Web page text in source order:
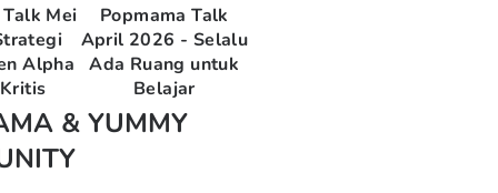
Mei
Alpha
Popmama Talk
April 2026 - Selalu
Ada Ruang untuk
Belajar
& YUMMY